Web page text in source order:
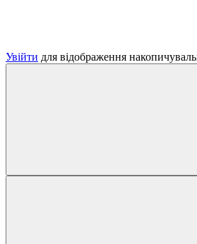
Увійти для відображення